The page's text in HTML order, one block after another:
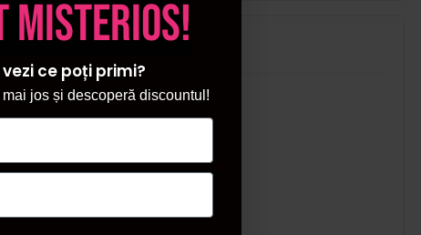
misterios!
ce poți primi?
jos și descoperă discountul!